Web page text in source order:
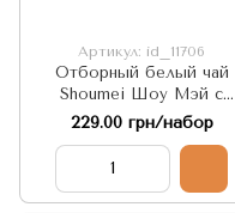
Артикул: id_11706
Отборный белый чай
Shoumei Шоу Мэй с
османтусом урожай 2013г
5шт по 5г, Китай
229.00 грн/набор